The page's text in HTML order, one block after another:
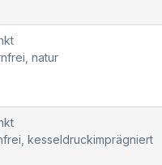
natur
kesseldruckimprägniert